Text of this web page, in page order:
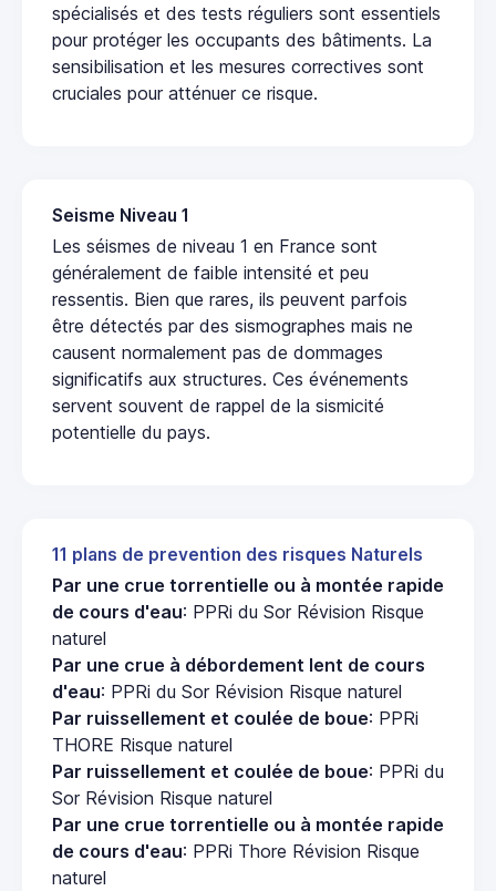
spécialisés et des tests réguliers sont essentiels
pour protéger les occupants des bâtiments. La
sensibilisation et les mesures correctives sont
cruciales pour atténuer ce risque.
Seisme Niveau 1
Les séismes de niveau 1 en France sont
généralement de faible intensité et peu
ressentis. Bien que rares, ils peuvent parfois
être détectés par des sismographes mais ne
causent normalement pas de dommages
significatifs aux structures. Ces événements
servent souvent de rappel de la sismicité
potentielle du pays.
11 plans de prevention des risques Naturels
Par une crue torrentielle ou à montée rapide
de cours d'eau: PPRi du Sor Révision Risque
naturel
Par une crue à débordement lent de cours
d'eau: PPRi du Sor Révision Risque naturel
Par ruissellement et coulée de boue: PPRi
THORE Risque naturel
Par ruissellement et coulée de boue: PPRi du
Sor Révision Risque naturel
Par une crue torrentielle ou à montée rapide
de cours d'eau: PPRi Thore Révision Risque
naturel